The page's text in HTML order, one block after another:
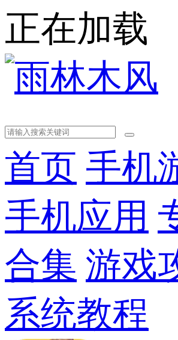
正在加载
首页 手机
手机应用
合集 游戏
系统教程